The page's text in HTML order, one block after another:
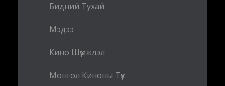
Бидний Тухай
Мэдээ
Кино Шүүмжлэл
Монгол Киноны Түүх